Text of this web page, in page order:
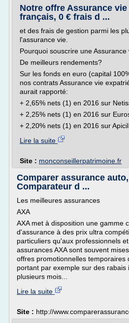
Notre offre Assurance
français, 0 € frais d ...
et des frais de gestion parmi les
l'assurance vie.
Pourquoi souscrire une Assurance
De meilleurs rendements?
Sur les fonds en euro (capital
nos contrats Assurance vie
aurait rapporté:
+ 2,65% nets (1) en 2016 sur
+ 2,25% nets (1) en 2016 sur
+ 2,20% nets (1) en 2016 sur
Lire la suite
Site : monconseillerpatrimoine.fr
Comparer assurance
Comparateur d ...
Les meilleures assurances
AXA
AXA met à disposition une gamme
d'assurance à des prix ultra
particuliers qu'aux professionnels
assurances AXA sont souvent
offres promotionnelles temporaires
portant par exemple sur des rabais
plusieurs mois...
Lire la suite
Site : http://